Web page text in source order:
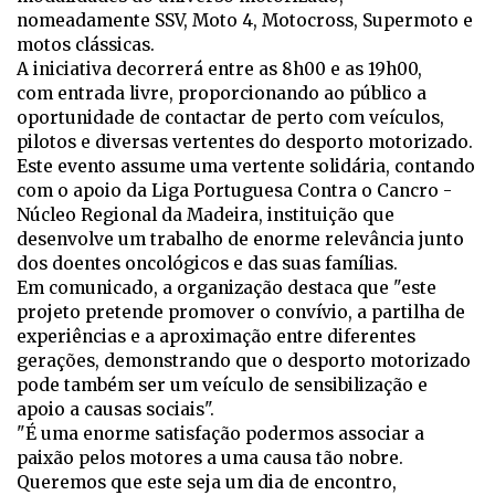
nomeadamente SSV, Moto 4, Motocross, Supermoto e
motos clássicas.
A iniciativa decorrerá entre as 8h00 e as 19h00,
com entrada livre, proporcionando ao público a
oportunidade de contactar de perto com veículos,
pilotos e diversas vertentes do desporto motorizado.
Este evento assume uma vertente solidária, contando
com o apoio da Liga Portuguesa Contra o Cancro -
Núcleo Regional da Madeira, instituição que
desenvolve um trabalho de enorme relevância junto
dos doentes oncológicos e das suas famílias.
Em comunicado, a organização destaca que "este
projeto pretende promover o convívio, a partilha de
experiências e a aproximação entre diferentes
gerações, demonstrando que o desporto motorizado
pode também ser um veículo de sensibilização e
apoio a causas sociais".
"É uma enorme satisfação podermos associar a
paixão pelos motores a uma causa tão nobre.
Queremos que este seja um dia de encontro,